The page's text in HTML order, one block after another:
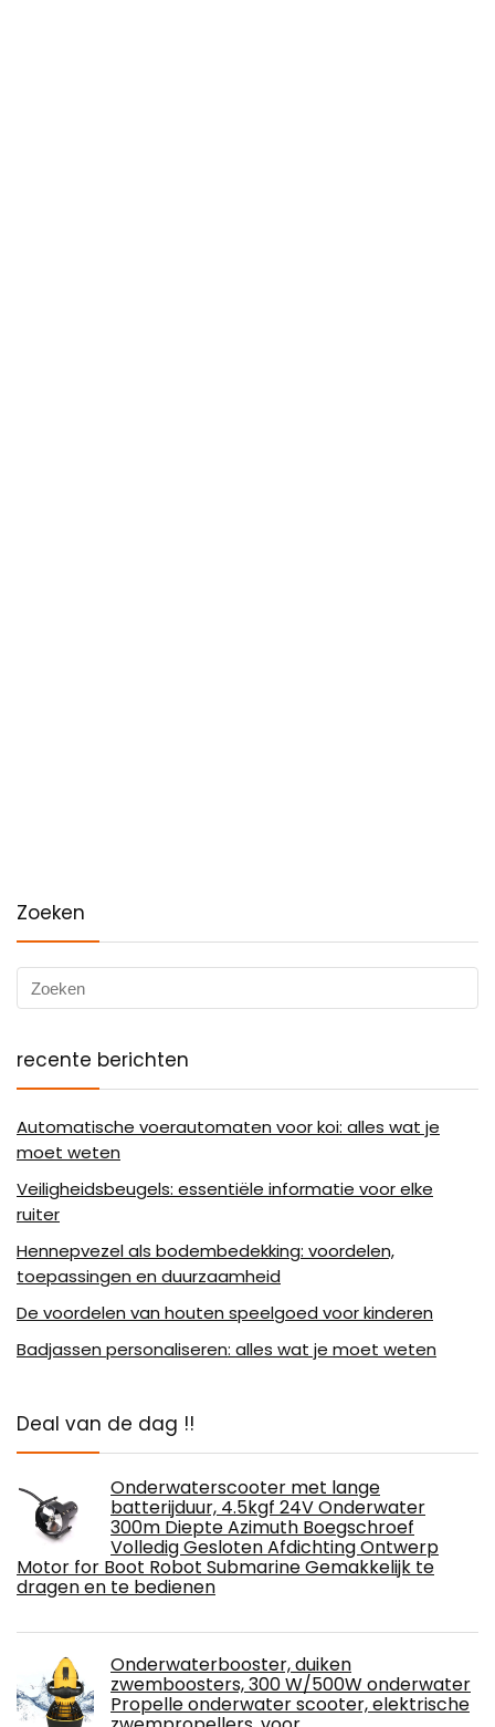
Zoeken
recente berichten
Automatische voerautomaten voor koi: alles wat je
moet weten
Veiligheidsbeugels: essentiële informatie voor elke
ruiter
Hennepvezel als bodembedekking: voordelen,
toepassingen en duurzaamheid
De voordelen van houten speelgoed voor kinderen
Badjassen personaliseren: alles wat je moet weten
Deal van de dag !!
Onderwaterscooter met lange
batterijduur, 4.5kgf 24V Onderwater
300m Diepte Azimuth Boegschroef
Volledig Gesloten Afdichting Ontwerp
Motor for Boot Robot Submarine Gemakkelijk te
dragen en te bedienen
Onderwaterbooster, duiken
zwemboosters, 300 W/500W onderwater
Propelle onderwater scooter, elektrische